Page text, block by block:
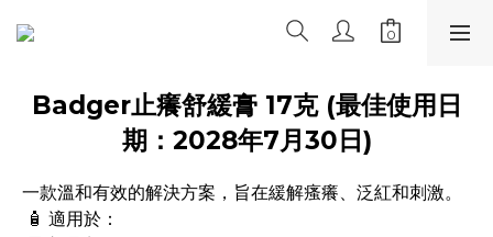
Badger止癢舒緩膏 17克 (最佳使用日
期：2028年7月30日)
一款溫和有效的解決方案，旨在緩解瘙癢、泛紅和刺激。
🧴 適用於：